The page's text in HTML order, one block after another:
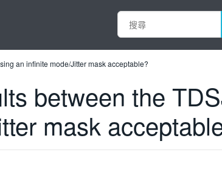
an infinite mode/Jitter mask acceptable?
between the
mask